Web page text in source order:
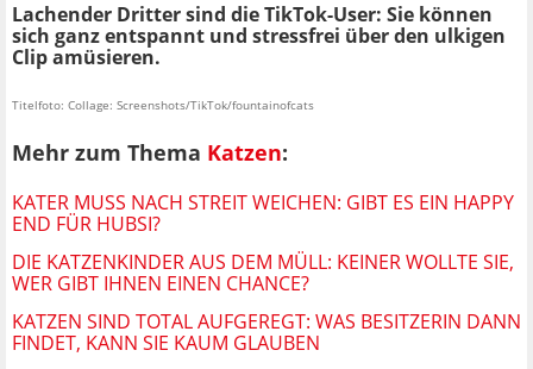
Lachender Dritter sind die TikTok-User: Sie können
sich ganz entspannt und stressfrei über den ulkigen
Clip amüsieren.
Titelfoto: Collage: Screenshots/TikTok/fountainofcats
Mehr zum Thema Katzen:
KATER MUSS NACH STREIT WEICHEN: GIBT ES EIN HAPPY
END FÜR HUBSI?
DIE KATZENKINDER AUS DEM MÜLL: KEINER WOLLTE SIE,
WER GIBT IHNEN EINEN CHANCE?
KATZEN SIND TOTAL AUFGEREGT: WAS BESITZERIN DANN
FINDET, KANN SIE KAUM GLAUBEN